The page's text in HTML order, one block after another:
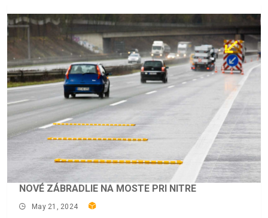
NOVÉ ZÁBRADLIE NA MOSTE PRI NITRE
May 21, 2024